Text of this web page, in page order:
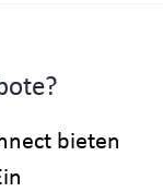
bieten